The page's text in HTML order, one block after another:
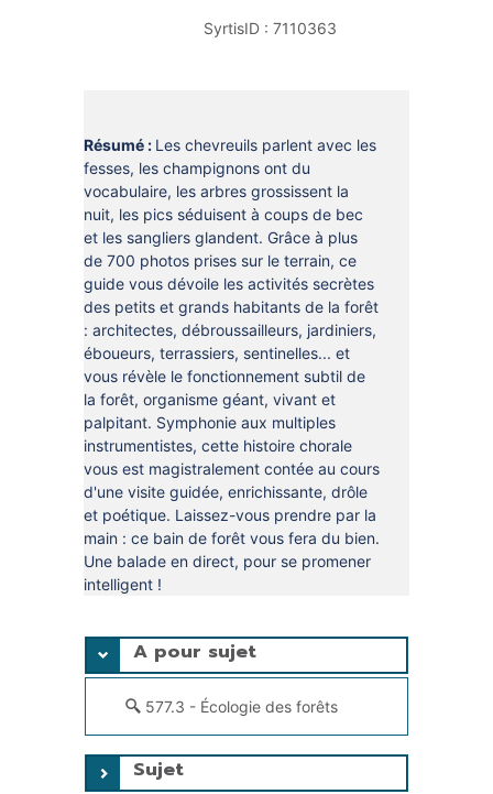
CRÉATHÈQUE
ORDINATEUR
PORTAGE À DOMICILE
BOÎTES DE RETOUR 24H/24
POUR LES PROS
TOUS LES SERVICES
MON COMPTE LECTEUR
POUR LES PROS
SyrtisID : 7110363
Résumé : Les chevreuils parlent avec les
fesses, les champignons ont du
vocabulaire, les arbres grossissent la
nuit, les pics séduisent à coups de bec
et les sangliers glandent. Grâce à plus
de 700 photos prises sur le terrain, ce
guide vous dévoile les activités secrètes
des petits et grands habitants de la forêt
: architectes, débroussailleurs, jardiniers,
éboueurs, terrassiers, sentinelles... et
vous révèle le fonctionnement subtil de
la forêt, organisme géant, vivant et
palpitant. Symphonie aux multiples
instrumentistes, cette histoire chorale
vous est magistralement contée au cours
d'une visite guidée, enrichissante, drôle
et poétique. Laissez-vous prendre par la
main : ce bain de forêt vous fera du bien.
Une balade en direct, pour se promener
intelligent !
A pour sujet
577.3 - Écologie des forêts
Sujet